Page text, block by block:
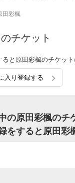
田彩楓
のチケット
と原田彩楓のチケッ
入り登録する
の原田彩楓のチ
をすると原田彩